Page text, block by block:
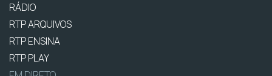
RÁDIO
RTP ARQUIVOS
RTP ENSINA
RTP PLAY